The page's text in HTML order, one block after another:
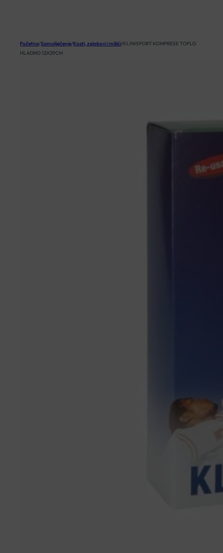
Početna/Samoliječenje/Kosti, zglobovi i mišići/KLINISPORT KOMPRESE TOPLO
HLADNO 12X29CM